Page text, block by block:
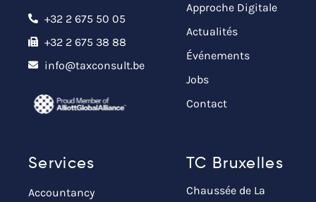
+32 2 675 50 05
+32 2 675 38 88
info@taxconsult.be
Approche Digitale
Actualités
Événements
Jobs
Contact
Services
Accountancy
TC Bruxelles
Chaussée de La